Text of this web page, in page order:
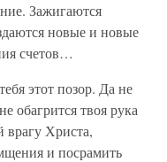
Зажигаются
новые и новые
счетов…
этот позор. Да не
обагрится твоя рука
Христа,
и посрамить